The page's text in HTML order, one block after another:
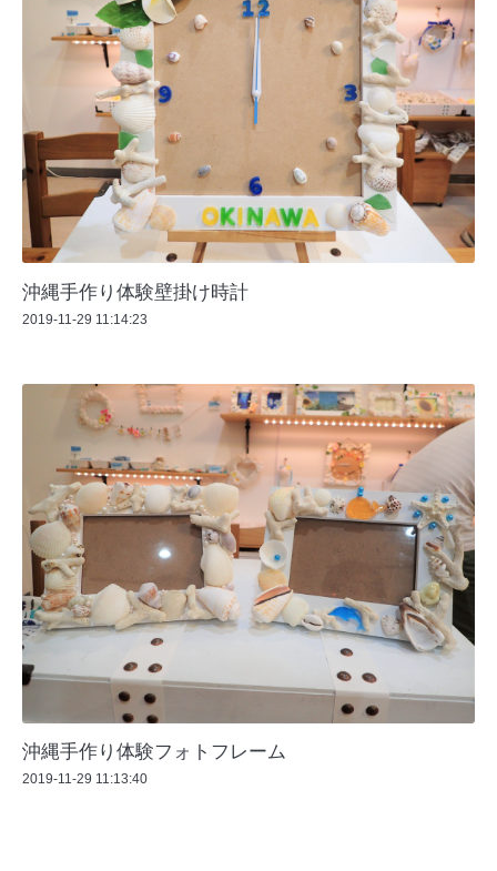
沖縄手作り体験壁掛け時計
2019-11-29 11:14:23
沖縄手作り体験フォトフレーム
2019-11-29 11:13:40